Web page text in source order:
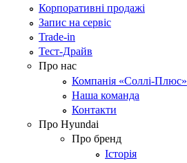
Корпоративні продажі
Запис на сервіс
Trade-in
Тест-Драйв
Про нас
Компанія «Соллі-Плюс»
Наша команда
Контакти
Про Hyundai
Про бренд
Історія